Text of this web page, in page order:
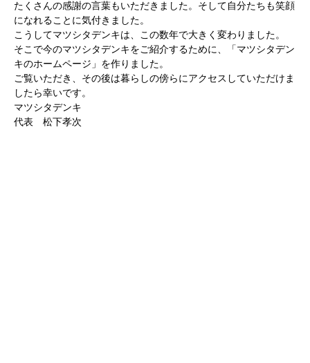
たくさんの感謝の言葉もいただきました。そして自分たちも笑顔
になれることに気付きました。
こうしてマツシタデンキは、この数年で大きく変わりました。
そこで今のマツシタデンキをご紹介するために、「マツシタデン
キのホームページ」を作りました。
ご覧いただき、その後は暮らしの傍らにアクセスしていただけま
したら幸いです。
マツシタデンキ
代表 松下孝次